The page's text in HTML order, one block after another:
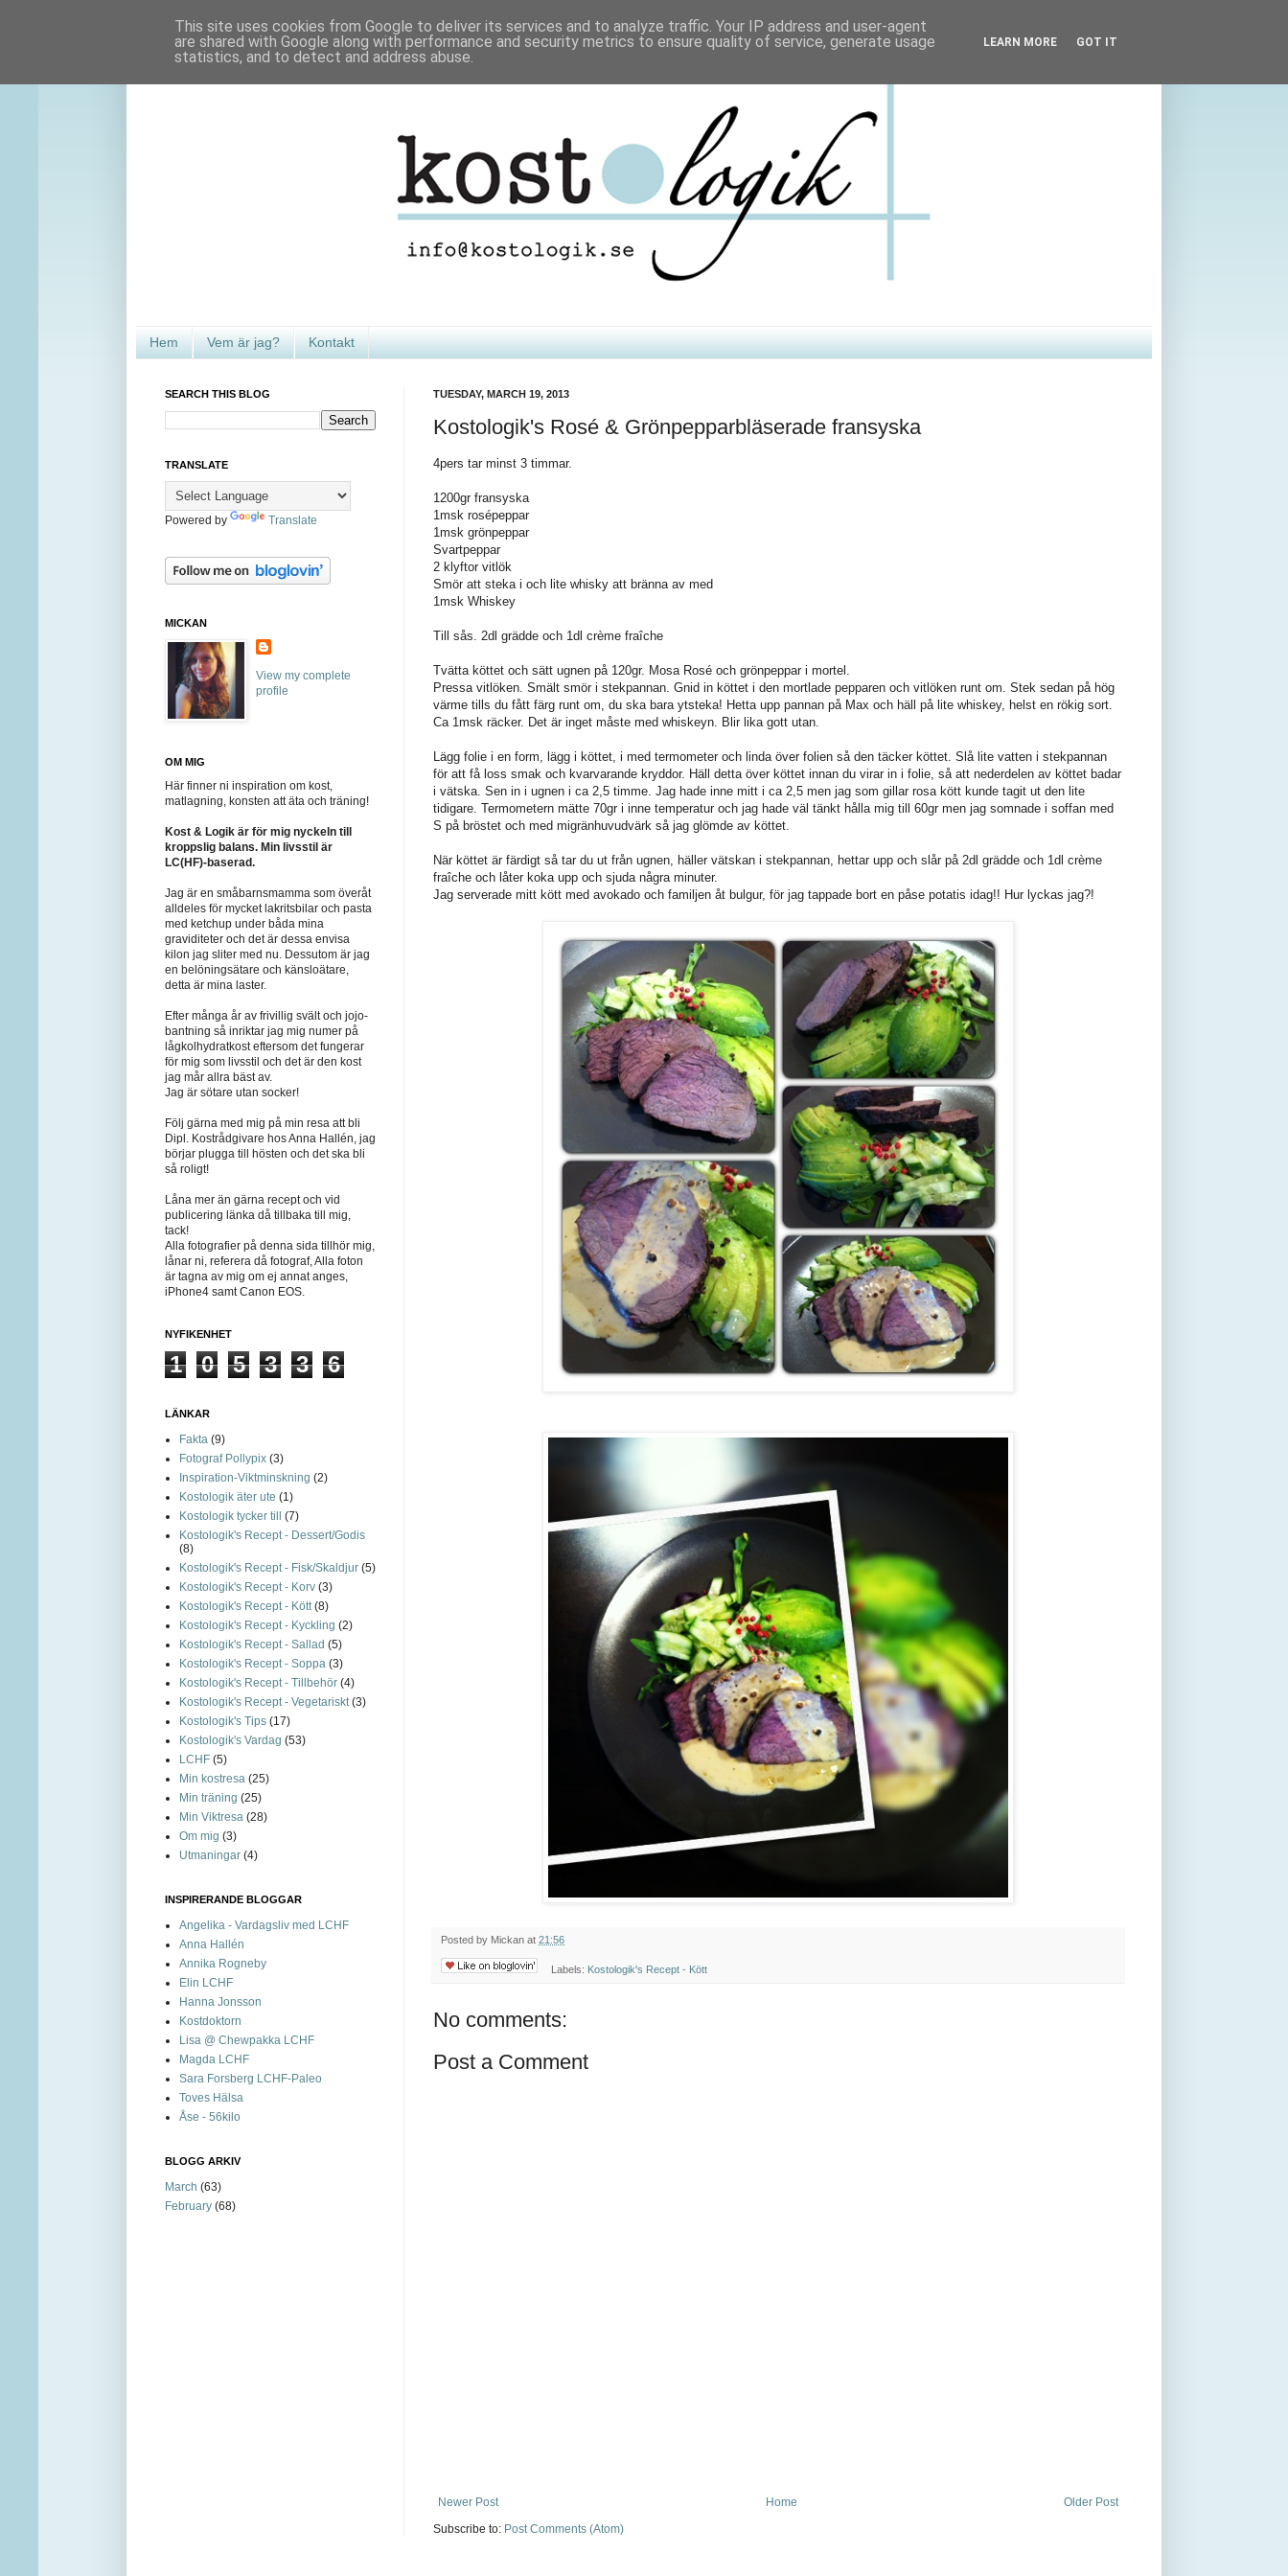
Hem Vem är jag? Kontakt
TUESDAY, MARCH 19, 2013
Kostologik's Rosé & Grönpepparbläserade fransyska
4pers tar minst 3 timmar.
1200gr fransyska
1msk rosépeppar
1msk grönpeppar
Svartpeppar
2 klyftor vitlök
Smör att steka i och lite whisky att bränna av med
1msk Whiskey
Till sås. 2dl grädde och 1dl crème fraîche
Tvätta köttet och sätt ugnen på 120gr. Mosa Rosé och grönpeppar i mortel.
Pressa vitlöken. Smält smör i stekpannan. Gnid in köttet i den mortlade pepparen och vitlöken runt om. Stek sedan på hög
värme tills du fått färg runt om, du ska bara ytsteka! Hetta upp pannan på Max och häll på lite whiskey, helst en rökig sort.
Ca 1msk räcker. Det är inget måste med whiskeyn. Blir lika gott utan.
Lägg folie i en form, lägg i köttet, i med termometer och linda över folien så den täcker köttet. Slå lite vatten i stekpannan
för att få loss smak och kvarvarande kryddor. Häll detta över köttet innan du virar in i folie, så att nederdelen av köttet badar
i vätska. Sen in i ugnen i ca 2,5 timme. Jag hade inne mitt i ca 2,5 men jag som gillar rosa kött kunde tagit ut den lite
tidigare. Termometern mätte 70gr i inne temperatur och jag hade väl tänkt hålla mig till 60gr men jag somnade i soffan med
S på bröstet och med migränhuvudvärk så jag glömde av köttet.
När köttet är färdigt så tar du ut från ugnen, häller vätskan i stekpannan, hettar upp och slår på 2dl grädde och 1dl crème
fraîche och låter koka upp och sjuda några minuter.
Jag serverade mitt kött med avokado och familjen åt bulgur, för jag tappade bort en påse potatis idag!! Hur lyckas jag?!
Posted by Mickan at 21:56
Labels: Kostologik's Recept - Kött
No comments:
Post a Comment
Newer Post Older Post
Home
Subscribe to: Post Comments (Atom)
SEARCH THIS BLOG
TRANSLATE
Powered by Translate
MICKAN
View my complete
profile
OM MIG
Här finner ni inspiration om kost,
matlagning, konsten att äta och träning!
Kost & Logik är för mig nyckeln till
kroppslig balans. Min livsstil är
LC(HF)-baserad.
Jag är en småbarnsmamma som överåt
alldeles för mycket lakritsbilar och pasta
med ketchup under båda mina
graviditeter och det är dessa envisa
kilon jag sliter med nu. Dessutom är jag
en belöningsätare och känsloätare,
detta är mina laster.
Efter många år av frivillig svält och jojo-
bantning så inriktar jag mig numer på
lågkolhydratkost eftersom det fungerar
för mig som livsstil och det är den kost
jag mår allra bäst av.
Jag är sötare utan socker!
Följ gärna med mig på min resa att bli
Dipl. Kostrådgivare hos Anna Hallén, jag
börjar plugga till hösten och det ska bli
så roligt!
Låna mer än gärna recept och vid
publicering länka då tillbaka till mig,
tack!
Alla fotografier på denna sida tillhör mig,
lånar ni, referera då fotograf, Alla foton
är tagna av mig om ej annat anges,
iPhone4 samt Canon EOS.
NYFIKENHET
1 0 5 3 3 6
LÄNKAR
Fakta (9)
Fotograf Pollypix (3)
Inspiration-Viktminskning (2)
Kostologik äter ute (1)
Kostologik tycker till (7)
Kostologik's Recept - Dessert/Godis
(8)
Kostologik's Recept - Fisk/Skaldjur (5)
Kostologik's Recept - Korv (3)
Kostologik's Recept - Kött (8)
Kostologik's Recept - Kyckling (2)
Kostologik's Recept - Sallad (5)
Kostologik's Recept - Soppa (3)
Kostologik's Recept - Tillbehör (4)
Kostologik's Recept - Vegetariskt (3)
Kostologik's Tips (17)
Kostologik's Vardag (53)
LCHF (5)
Min kostresa (25)
Min träning (25)
Min Viktresa (28)
Om mig (3)
Utmaningar (4)
INSPIRERANDE BLOGGAR
Angelika - Vardagsliv med LCHF
Anna Hallén
Annika Rogneby
Elin LCHF
Hanna Jonsson
Kostdoktorn
Lisa @ Chewpakka LCHF
Magda LCHF
Sara Forsberg LCHF-Paleo
Toves Hälsa
Åse - 56kilo
BLOGG ARKIV
March (63)
February (68)
This site uses cookies from Google to deliver its services and to analyze traffic. Your IP address and user-agent
are shared with Google along with performance and security metrics to ensure quality of service, generate usage
statistics, and to detect and address abuse.
LEARN MORE GOT IT